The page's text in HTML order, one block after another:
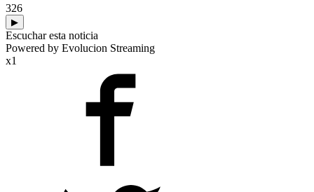
326
▶
Escuchar esta noticia
Powered by Evolucion Streaming
x1